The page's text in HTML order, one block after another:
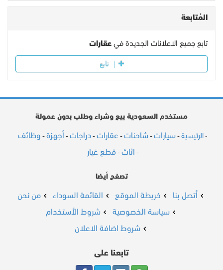
المُتابعة
تابع جميع الاعلانات الجديدة في عقارات
تابع
مستخدم السعودية بيع وشراء وطلب بدون عمولة
- الرئيسية - سيارات - شاحنات - عقارات - دراجات - أجهزة - وظائف
- اثاث -قطع غيار
تصفح أيضا
أتصل بنا خريطة الموقع القائمة السوداء
من نحن
سياسة الخصوصية
شروط الأستخدام
شروط اضافة الاعلان
تابعنا على